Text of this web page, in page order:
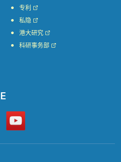
专利
私隐
港大研究
科研事务部
Go
to
HKU